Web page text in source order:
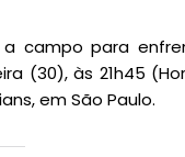
campo para
(30), às 21h45
em São Paulo.